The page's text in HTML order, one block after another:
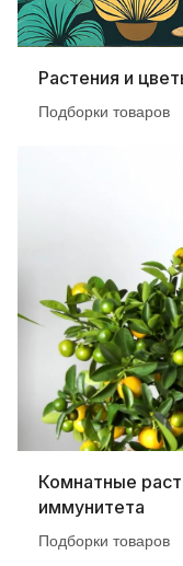
Растения и
Подборки товаров
Комнатные
иммунитета
Подборки товаров